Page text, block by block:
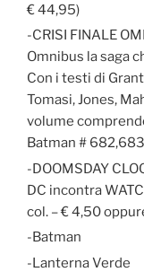
€ 44,95)
-CRISI FINALE
Omnibus la saga
Con i testi di
Tomasi, Jones,
volume
Batman #
-DOOMSDAY
DC incontra
col. – € 4,50
-Batman
-Lanterna Verde